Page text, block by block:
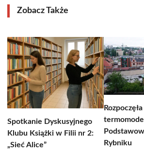
Zobacz Także
Spotkanie Dyskusyjnego
Klubu Książki w Filii nr 2:
„Sieć Alice”
Rybniku